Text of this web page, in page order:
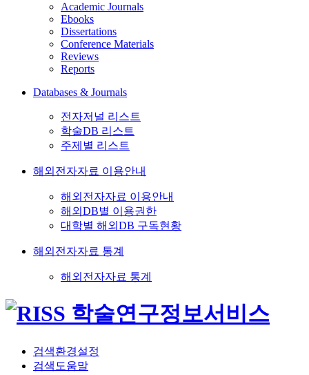
Academic Journals
Ebooks
Dissertations
Conference Materials
Reviews
Reports
Databases & Journals
전자저널 리스트
학술DB 리스트
주제별 리스트
해외전자자료 이용안내
해외전자자료 이용안내
해외DB별 이용권한
대학별 해외DB 구독현황
해외전자자료 통계
해외전자자료 통계
검색환경설정
검색도움말